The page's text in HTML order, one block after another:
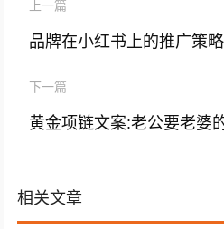
上一篇
下一篇
相关文章